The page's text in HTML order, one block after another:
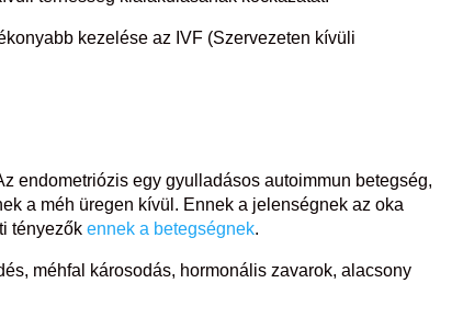
kezelése az IVF (Szervezeten kívüli
endometriózis egy gyulladásos autoimmun betegség,
a méh üregen kívül. Ennek a jelenségnek az oka
tényezőkennek a betegségnek.
méhfal károsodás, hormonális zavarok, alacsony